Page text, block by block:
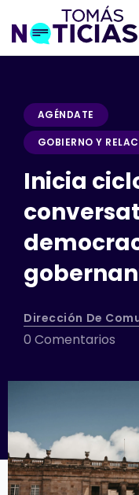
AGÉNDATE
GOBIERNO Y
Inicia
Dirección De
0 Comentarios